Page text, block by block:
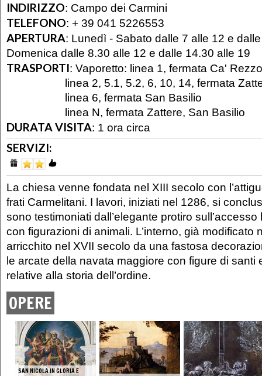
INDIRIZZO: Campo dei Carmini
TELEFONO: + 39 041 5226553
APERTURA: Lunedì - Sabato dalle 7 alle 12 e
Domenica dalle 8.30 alle 12 e dalle 14.30 alle 19
TRASPORTI: Vaporetto: linea 1, fermata Ca'
linea 2, 5.1, 5.2, 6, 10, 14, fermata
linea 6, fermata San Basilio
linea N, fermata Zattere, San Basilio
DURATA VISITA: 1 ora circa
SERVIZI:
La chiesa venne fondata nel XIII secolo con
frati Carmelitani. I lavori, iniziati nel 1286, si
sono testimoniati dall’elegante protiro
con figurazioni di animali. L’interno, già modificato
arricchito nel XVII secolo da una fastosa
le arcate della navata maggiore con figure di santi
relative alla storia dell’ordine.
OPERE
SAN NICOLA IN GLORIA E